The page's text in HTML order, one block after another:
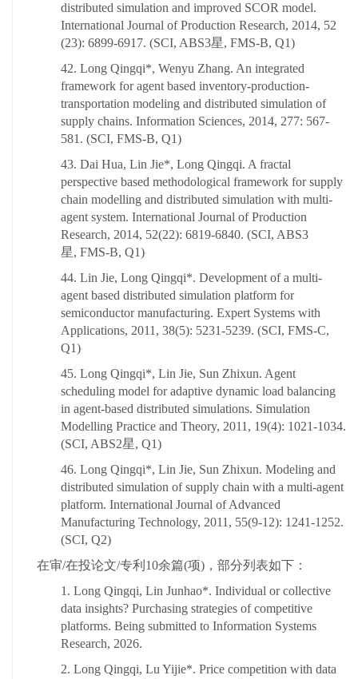
distributed simulation and improved SCOR model.
International Journal of Production Research, 2014, 52
(23): 6899-6917. (SCI, ABS3星, FMS-B, Q1)
42. Long Qingqi*, Wenyu Zhang. An integrated
framework for agent based inventory-production-
transportation modeling and distributed simulation of
supply chains. Information Sciences, 2014, 277: 567-
581. (SCI, FMS-B, Q1)
43. Dai Hua, Lin Jie*, Long Qingqi. A fractal
perspective based methodological framework for supply
chain modelling and distributed simulation with multi-
agent system. International Journal of Production
Research, 2014, 52(22): 6819-6840. (SCI, ABS3
星, FMS-B, Q1)
44. Lin Jie, Long Qingqi*. Development of a multi-
agent based distributed simulation platform for
semiconductor manufacturing. Expert Systems with
Applications, 2011, 38(5): 5231-5239. (SCI, FMS-C,
Q1)
45. Long Qingqi*, Lin Jie, Sun Zhixun. Agent
scheduling model for adaptive dynamic load balancing
in agent-based distributed simulations. Simulation
Modelling Practice and Theory, 2011, 19(4): 1021-1034.
(SCI, ABS2星, Q1)
46. Long Qingqi*, Lin Jie, Sun Zhixun. Modeling and
distributed simulation of supply chain with a multi-agent
platform. International Journal of Advanced
Manufacturing Technology, 2011, 55(9-12): 1241-1252.
(SCI, Q2)
在审/在投论文/专利10余篇(项)，部分列表如下：
1. Long Qingqi, Lin Junhao*. Individual or collective
data insights? Purchasing strategies of competitive
platforms. Being submitted to Information Systems
Research, 2026.
2. Long Qingqi, Lu Yijie*. Price competition with data